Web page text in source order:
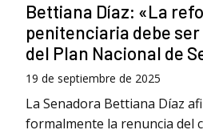
Bettiana Díaz: «La
penitenciaria debe
del Plan Nacional de
19 de septiembre de 2025
La Senadora Bettiana Díaz
formalmente la renuncia del